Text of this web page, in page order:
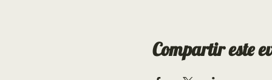
Compartir este